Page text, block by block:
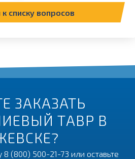
ЗАКАЗАТЬ
ТАВР В
8 (800) 500-21-73 или оставьте
списку вопросов